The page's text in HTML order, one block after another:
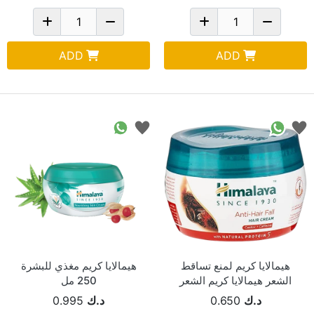
ADD
ADD
هيمالايا كريم لمنع تساقط
الشعر هيمالايا كريم الشعر
بالبروتين 140 مل 1
د.ك 0.650
هيمالايا كريم مغذي للبشرة
250 مل
د.ك 0.995